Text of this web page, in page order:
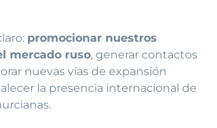
promocionar nuestros
mercado ruso, generar contactos
nuevas vías de expansión
la presencia internacional de